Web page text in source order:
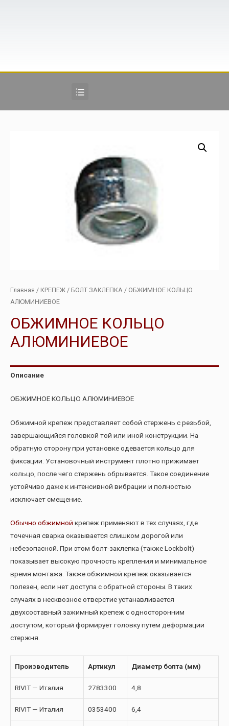
Главная / КРЕПЕЖ / БОЛТ ЗАКЛЕПКА / ОБЖИМНОЕ КОЛЬЦО
АЛЮМИНИЕВОЕ
ОБЖИМНОЕ КОЛЬЦО
АЛЮМИНИЕВОЕ
Описание
ОБЖИМНОЕ КОЛЬЦО АЛЮМИНИЕВОЕ
Обжимной крепеж представляет собой стержень с резьбой,
завершающийся головкой той или иной конструкции. На
обратную сторону при установке одевается кольцо для
фиксации. Установочный инструмент плотно прижимает
кольцо, после чего стержень обрывается. Такое соединение
устойчиво даже к интенсивной вибрации и полностью
исключает смещение.
Обычно обжимной крепеж применяют в тех случаях, где
точечная сварка оказывается слишком дорогой или
небезопасной. При этом болт-заклепка (также Lockbolt)
показывает высокую прочность крепления и минимальное
время монтажа. Также обжимной крепеж оказывается
полезен, если нет доступа с обратной стороны. В таких
случаях в несквозное отверстие устанавливается
двухсоставный зажимный крепеж с односторонним
доступом, который формирует головку путем деформации
стержня.
Производитель Артикул Диаметр болта (мм)
RIVIT — Италия 2783300 4,8
RIVIT — Италия 0353400 6,4